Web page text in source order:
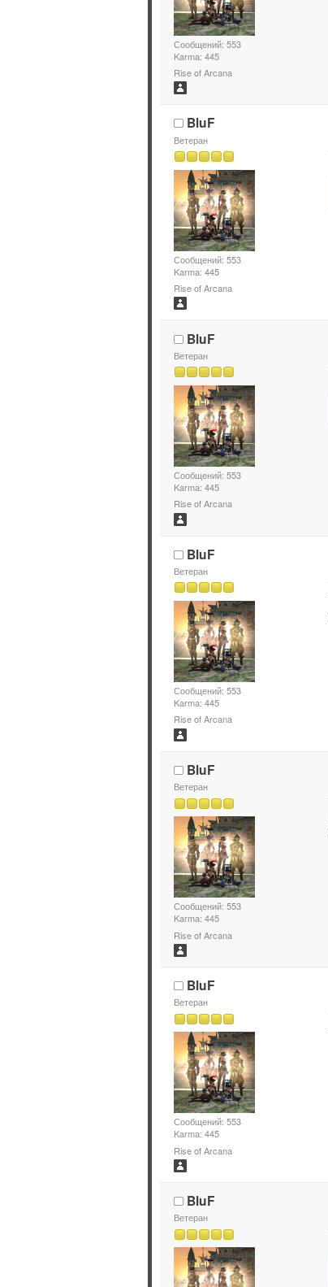
Сообщений: 553
Karma: 445
Rise of Arcana
BluF
Ветеран
Сообщений: 553
Karma: 445
Rise of Arcana
BluF
Ветеран
Сообщений: 553
Karma: 445
Rise of Arcana
BluF
Ветеран
Сообщений: 553
Karma: 445
Rise of Arcana
BluF
Ветеран
Сообщений: 553
Karma: 445
Rise of Arcana
BluF
Ветеран
Сообщений: 553
Karma: 445
Rise of Arcana
BluF
Ветеран